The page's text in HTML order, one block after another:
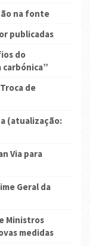
na fonte
publicadas
do
de
(atualização:
Via para
Geral da
Ministros
medidas